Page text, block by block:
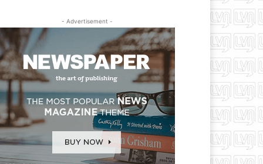
- Advertisement -